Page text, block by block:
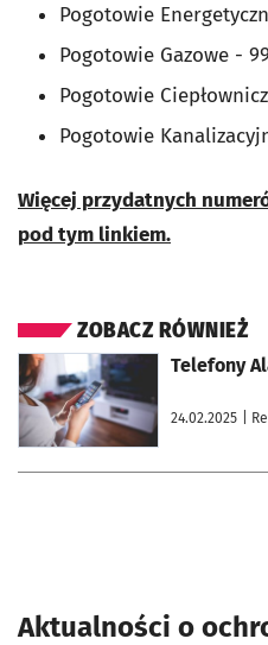
Pogotowie
Pogotowie Gazowe -
Pogotowie
Pogotowie
Więcej przydatnych
pod tym linkiem.
ZOBACZ RÓWNIEŻ
Telefony
24.02.2025 |
otworzy się w nowej karcie
Aktualności o